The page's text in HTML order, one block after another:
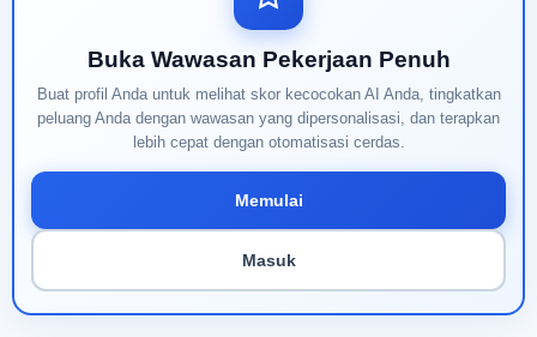
Buka Wawasan Pekerjaan Penuh
Buat profil Anda untuk melihat skor kecocokan AI Anda, tingkatkan
peluang Anda dengan wawasan yang dipersonalisasi, dan terapkan
lebih cepat dengan otomatisasi cerdas.
Memulai
Masuk